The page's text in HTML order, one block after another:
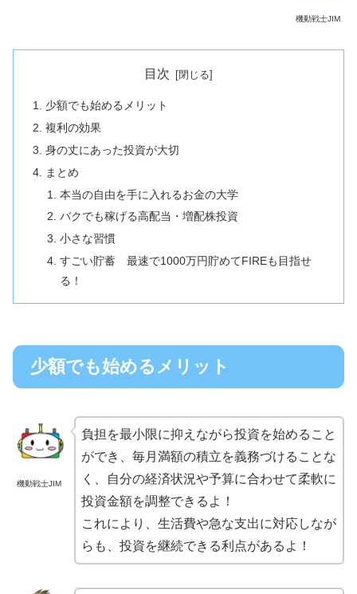
機動戦士JIM
目次
少額でも始めるメリット
複利の効果
身の丈にあった投資が大切
まとめ
本当の自由を手に入れるお金の大学
バクでも稼げる高配当・増配株投資
小さな習慣
すごい貯蓄 最速で1000万円貯めてFIREも目指せ
る！
少額でも始めるメリット
機動戦士JIM
負担を最小限に抑えながら投資を始めること
ができ、毎月満額の積立を義務づけることな
く、自分の経済状況や予算に合わせて柔軟に
投資金額を調整できるよ！
これにより、生活費や急な支出に対応しなが
らも、投資を継続できる利点があるよ！